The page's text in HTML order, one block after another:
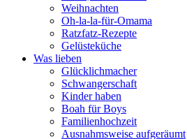
Weihnachten
Oh-la-la-für-Omama
Ratzfatz-Rezepte
Gelüsteküche
Was lieben
Glücklichmacher
Schwangerschaft
Kinder haben
Boah für Boys
Familienhochzeit
Ausnahmsweise aufgeräumt